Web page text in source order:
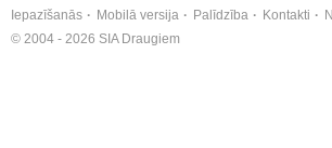
Iepazīšanās Mobilā versija Palīdzība Kontakti
© 2004 - 2026 SIA Draugiem